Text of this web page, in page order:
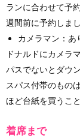
ランに合わせて予
週間前に予約しまし
カメラマン：あ
ドナルドにカメラ
パスでないとダウ
スパス付帯のもの
ほど台紙を買うこ
着席まで